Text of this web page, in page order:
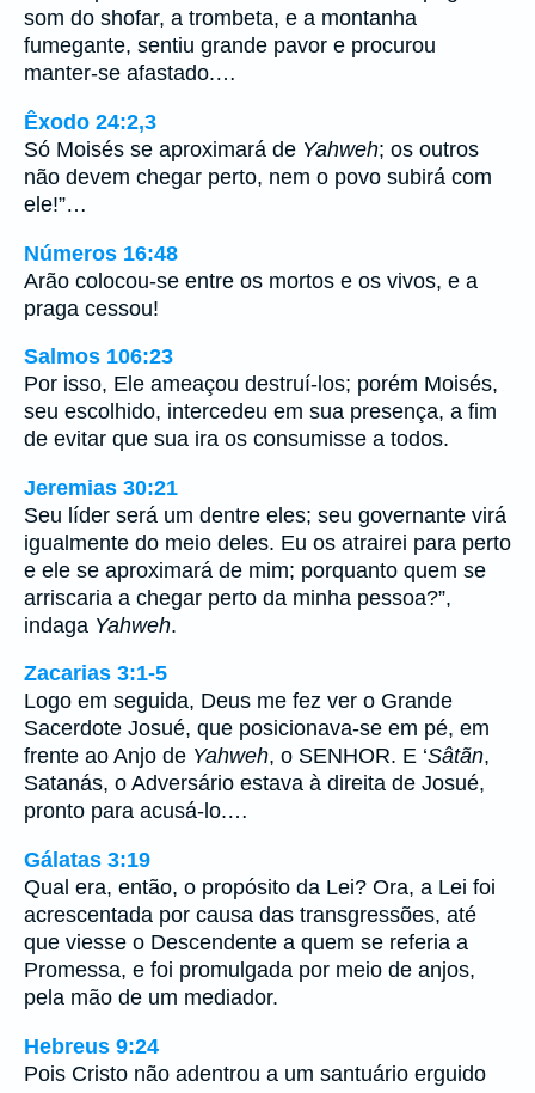
som do shofar, a trombeta, e a montanha
fumegante, sentiu grande pavor e procurou
manter-se afastado.…
Êxodo 24:2,3
Só Moisés se aproximará de Yahweh; os outros
não devem chegar perto, nem o povo subirá com
ele!”…
Números 16:48
Arão colocou-se entre os mortos e os vivos, e a
praga cessou!
Salmos 106:23
Por isso, Ele ameaçou destruí-los; porém Moisés,
seu escolhido, intercedeu em sua presença, a fim
de evitar que sua ira os consumisse a todos.
Jeremias 30:21
Seu líder será um dentre eles; seu governante virá
igualmente do meio deles. Eu os atrairei para perto
e ele se aproximará de mim; porquanto quem se
arriscaria a chegar perto da minha pessoa?”,
indaga Yahweh.
Zacarias 3:1-5
Logo em seguida, Deus me fez ver o Grande
Sacerdote Josué, que posicionava-se em pé, em
frente ao Anjo de Yahweh, o SENHOR. E ‘Sâtãn,
Satanás, o Adversário estava à direita de Josué,
pronto para acusá-lo.…
Gálatas 3:19
Qual era, então, o propósito da Lei? Ora, a Lei foi
acrescentada por causa das transgressões, até
que viesse o Descendente a quem se referia a
Promessa, e foi promulgada por meio de anjos,
pela mão de um mediador.
Hebreus 9:24
Pois Cristo não adentrou a um santuário erguido